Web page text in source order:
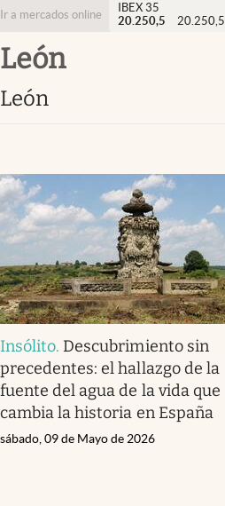
Ir a mercados online
IBEX 35
20.250,5
20.250,5
león
león
Insólito. Descubrimiento sin
precedentes: el hallazgo de la
fuente del agua de la vida que
cambia la historia en España
sábado, 09 de Mayo de 2026